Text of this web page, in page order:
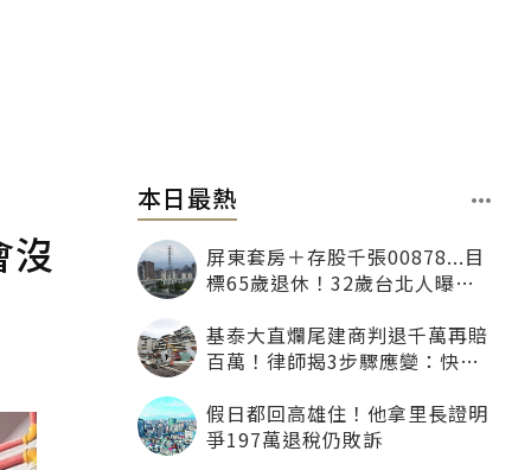
沒
本日最熱
屏東套房＋存股千張00878...目
標65歲退休！32歲台北人曝：
基泰大直爛尾建商判退千萬再賠
百萬！律師揭3步驟應變：快通
假日都回高雄住！他拿里長證明
爭197萬退稅仍敗訴